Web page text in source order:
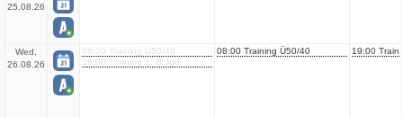
25.08.26
Wed,
26.08.26
08:00 Training Ü50/40
19:00 Training 1. B Jgd
08:00 Training Ü50/40 19:00